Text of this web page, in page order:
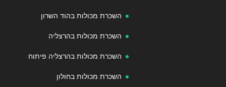
השכרת מכולות בהוד השרון
השכרת מכולות בהרצליה
השכרת מכולות בהרצליה פיתוח
השכרת מכולות בחולון